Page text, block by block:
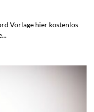
Vorlage hier kostenlos